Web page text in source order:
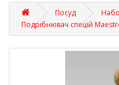
Посуд
Подрібнювач спецій